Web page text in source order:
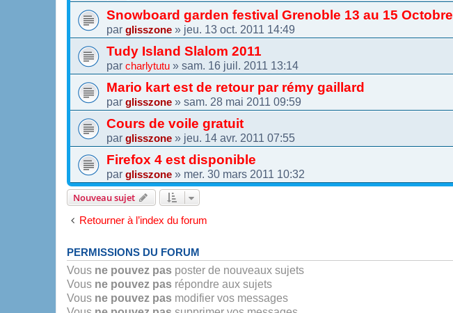
Snowboard garden festival Grenoble 13 au 15 Octobre
par glisszone » jeu. 13 oct. 2011 14:49
Tudy Island Slalom 2011
par charlytutu » sam. 16 juil. 2011 13:14
Mario kart est de retour par rémy gaillard
par glisszone » sam. 28 mai 2011 09:59
Cours de voile gratuit
par glisszone » jeu. 14 avr. 2011 07:55
Firefox 4 est disponible
par glisszone » mer. 30 mars 2011 10:32
Nouveau sujet
Retourner à l’index du forum
PERMISSIONS DU FORUM
Vous ne pouvez pas poster de nouveaux sujets
Vous ne pouvez pas répondre aux sujets
Vous ne pouvez pas modifier vos messages